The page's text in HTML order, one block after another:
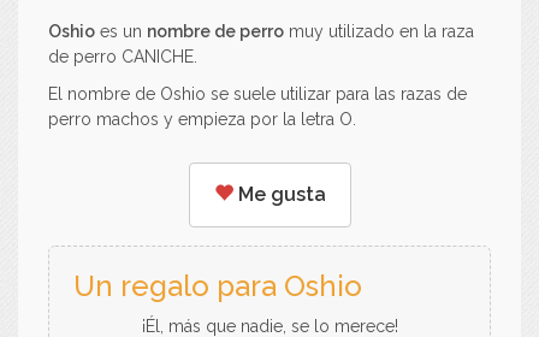
Oshio es un nombre de perro muy utilizado en la raza
de perro CANICHE.
El nombre de Oshio se suele utilizar para las razas de
perro machos y empieza por la letra O.
Me gusta
Un regalo para Oshio
¡Él, más que nadie, se lo merece!